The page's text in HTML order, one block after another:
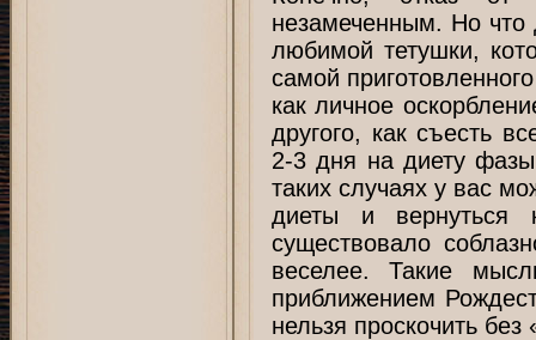
незамеченным. Но что
любимой тетушки,
самой
как личное
другого, как съесть
2-3 дня на диету
таких случаях у вас
диеты и
существовало
веселее. Такие
приближением
нельзя проскочить без